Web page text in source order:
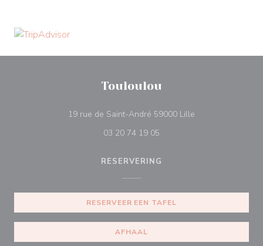
Touloulou
19 rue de Saint-André 59000 Lille
03 20 74 19 05
RESERVERING
RESERVEER EEN TAFEL
AFHAAL